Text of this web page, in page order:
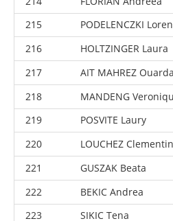
MORAND Priscilla
SCARDONE Julia
TATAR Krisztina
FLORIAN Andreea
PODELENCZKI Lorena